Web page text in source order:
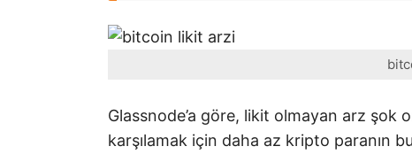
Glassnode’a göre, likit olmayan arz şok
karşılamak için daha az kripto paranın